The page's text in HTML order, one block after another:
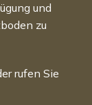
und
zu
rufen Sie